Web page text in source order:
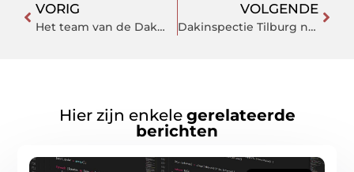
VORIG
Het team van de Dakmakers staat ook in Leiden voor u klaar
VOLGENDE
Dakinspectie Tilburg nodig? Kies voor een betrouwbaar dakdekkersbedrijf
Hier zijn enkele gerelateerde
berichten